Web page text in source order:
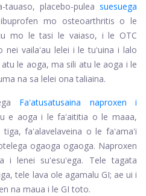
tauaso, placebo-pulea suesuega
ibuprofen mo osteoarthritis o le
mo le tasi le vaiaso, i le OTC
vailaʻau lelei i le tuʻuina i lalo
le aoga, ma sili atu le aoga i le
na sa lelei ona taliaina.
Faʻatusatusaina naproxen i
e aoga i le faʻaititia o le maaa,
faʻalavelaveina o le faʻamaʻi
ogaoga ogaoga. Naproxen
suʻesuʻega. Tele tagata
tele lava ole agamalu GI; ae ui i
na maua i le GI toto.